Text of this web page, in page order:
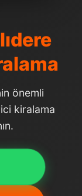
önemli
kiralama